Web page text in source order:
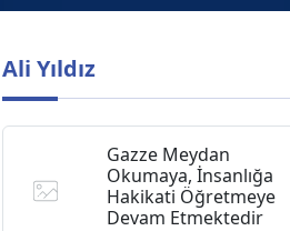
Ali Yıldız
Gazze Meydan
Okumaya, İnsanlığa
Hakikati Öğretmeye
Devam Etmektedir